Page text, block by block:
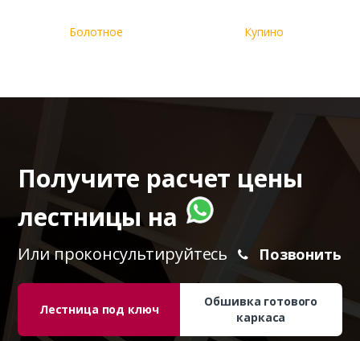
Болотное Купино
Получите расчет цены
лестницы на
Или проконсультируйтесь Позвонить
Лестница под ключ
Обшивка готового
каркаса